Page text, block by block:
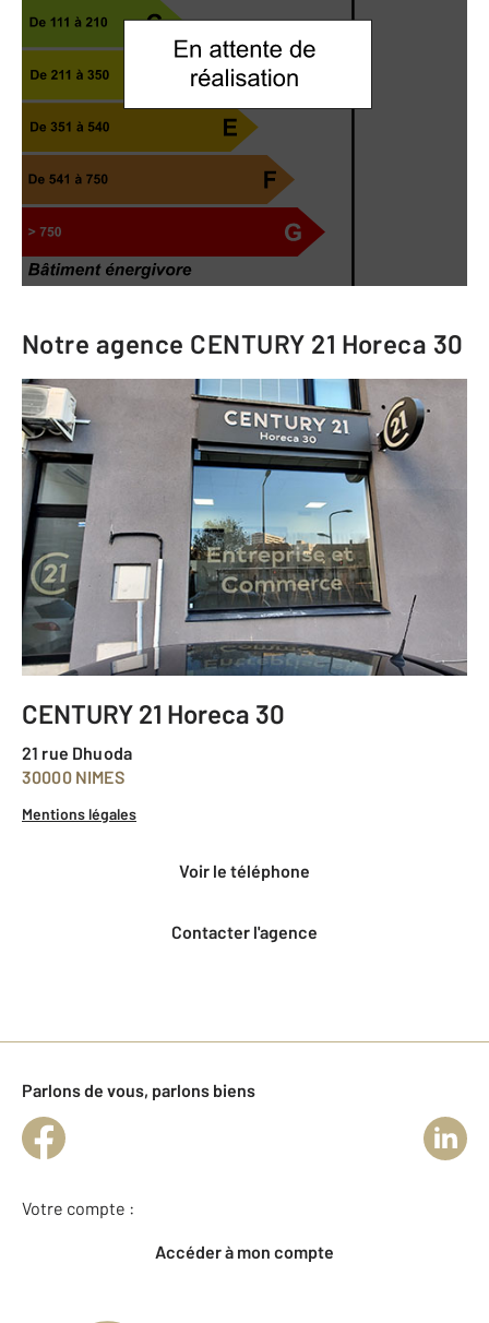
Notre agence CENTURY 21 Horeca 30
CENTURY 21 Horeca 30
21 rue Dhuoda
30000 NIMES
Mentions légales
voir le téléphone
Contacter l'agence
Parlons de vous, parlons biens
Votre compte :
Accéder à mon compte